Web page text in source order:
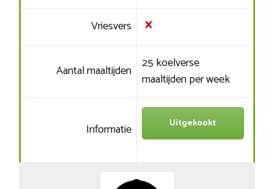
Vriesvers
Aantal maaltijden 25 koelverse
maaltijden per week
Informatie Uitgekookt